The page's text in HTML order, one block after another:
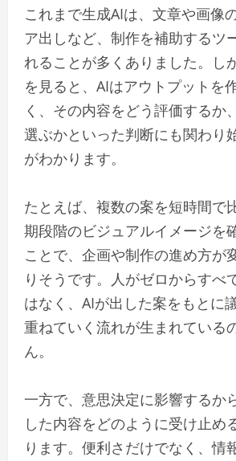
これまで生成AIは、文章や画像
ア出しなど、制作を補助するツ
れることが多くありました。し
を見ると、AIはアウトプットを
く、その内容をどう評価するか
選ぶかといった判断にも関わり
がわかります。
たとえば、複数の案を短時間で
期段階のビジュアルイメージを
ことで、企画や制作の進め方が
りそうです。人がゼロからすべ
はなく、AIが出した案をもとに
重ねていく流れが生まれている
ん。
一方で、意思決定に影響するか
した内容をどのように受け止め
ります。便利さだけでなく、情